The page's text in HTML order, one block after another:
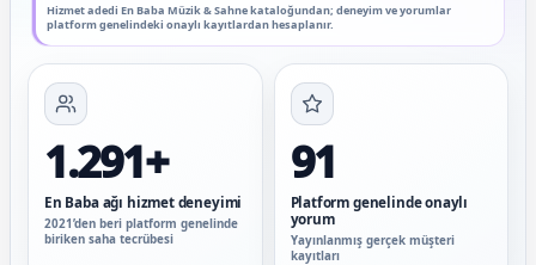
Hizmet adedi En Baba Müzik & Sahne kataloğundan; deneyim ve yorumlar
platform genelindeki onaylı kayıtlardan hesaplanır.
1.291+
En Baba ağı hizmet deneyimi
2021’den beri platform genelinde
biriken saha tecrübesi
91
Platform genelinde onaylı
yorum
Yayınlanmış gerçek müşteri
kayıtları